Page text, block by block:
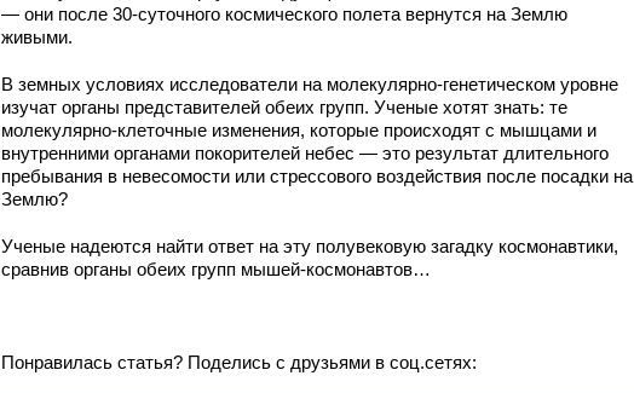
— они после 30-суточного космического полета вернутся на Землю
живыми.
В земных условиях исследователи на молекулярно-генетическом уровне
изучат органы представителей обеих групп. Ученые хотят знать: те
молекулярно-клеточные изменения, которые происходят с мышцами и
внутренними органами покорителей небес — это результат длительного
пребывания в невесомости или стрессового воздействия после посадки на
Землю?
Ученые надеются найти ответ на эту полувековую загадку космонавтики,
сравнив органы обеих групп мышей-космонавтов…
Понравилась статья? Поделись с друзьями в соц.сетях: